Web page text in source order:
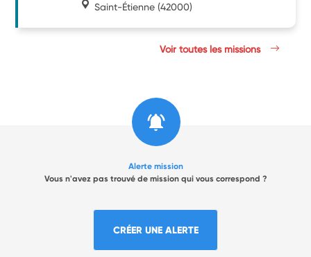
Saint-Étienne (42000)
Voir toutes les missions
Alerte mission
Vous n'avez pas trouvé de mission qui vous correspond ?
CRÉER UNE ALERTE